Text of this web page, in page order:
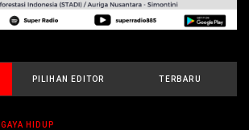
PILIHAN EDITOR TERBARU
GAYA HIDUP